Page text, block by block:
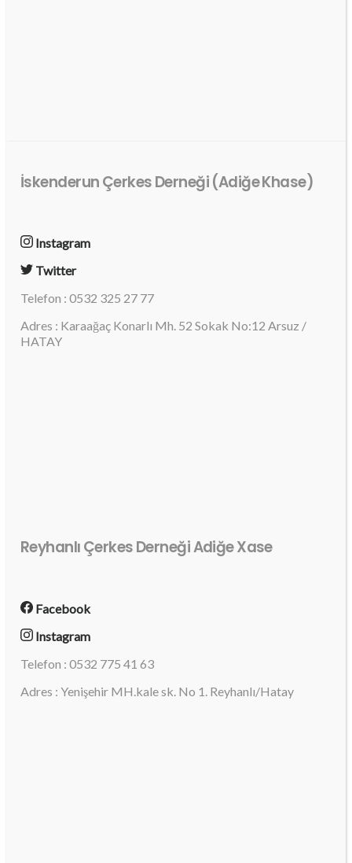
İskenderun Çerkes Derneği (Adiğe Khase)
Instagram
Twitter
Telefon : 0532 325 27 77
Adres : Karaağaç Konarlı Mh. 52 Sokak No:12 Arsuz /
HATAY
Reyhanlı Çerkes Derneği Adiğe Xase
Facebook
Instagram
Telefon : 0532 775 41 63
Adres : Yenişehir MH.kale sk. No 1. Reyhanlı/Hatay